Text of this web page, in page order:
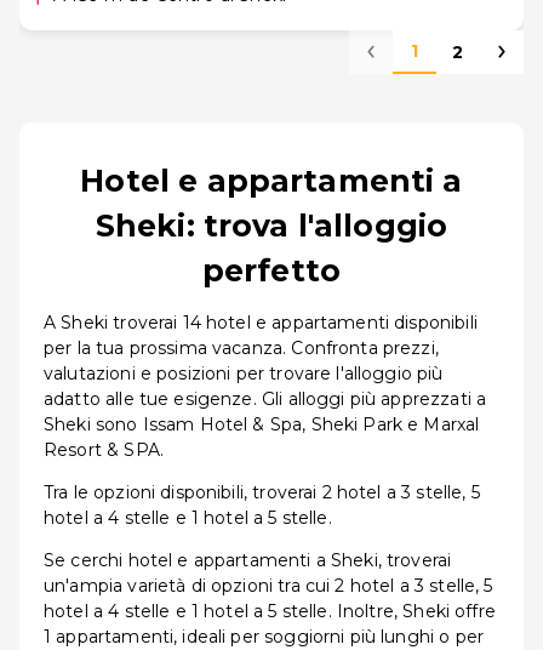
1 2
Hotel e appartamenti a
Sheki: trova l'alloggio
perfetto
A Sheki troverai 14 hotel e appartamenti disponibili
per la tua prossima vacanza. Confronta prezzi,
valutazioni e posizioni per trovare l'alloggio più
adatto alle tue esigenze. Gli alloggi più apprezzati a
Sheki sono Issam Hotel & Spa, Sheki Park e Marxal
Resort & SPA.
Tra le opzioni disponibili, troverai 2 hotel a 3 stelle, 5
hotel a 4 stelle e 1 hotel a 5 stelle.
Se cerchi hotel e appartamenti a Sheki, troverai
un'ampia varietà di opzioni tra cui 2 hotel a 3 stelle, 5
hotel a 4 stelle e 1 hotel a 5 stelle. Inoltre, Sheki offre
1 appartamenti, ideali per soggiorni più lunghi o per